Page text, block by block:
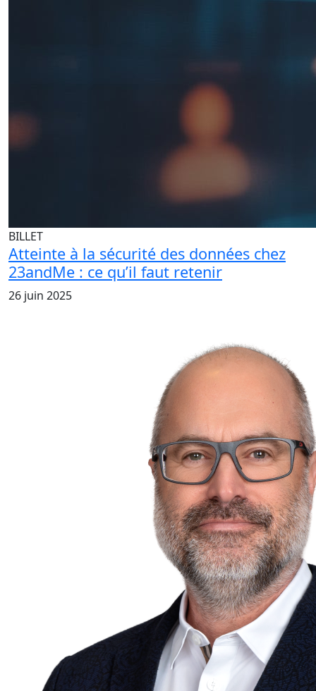
BILLET
Atteinte à la sécurité des données chez
23andMe : ce qu’il faut retenir
26 juin 2025